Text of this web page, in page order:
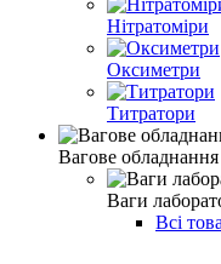
Нітратоміри
Оксиметри
Титратори
Вагове обладнання
Ваги
Всі